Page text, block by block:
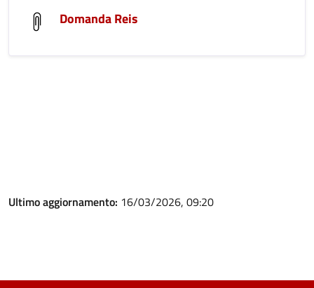
Domanda Reis
Ultimo aggiornamento: 16/03/2026, 09:20